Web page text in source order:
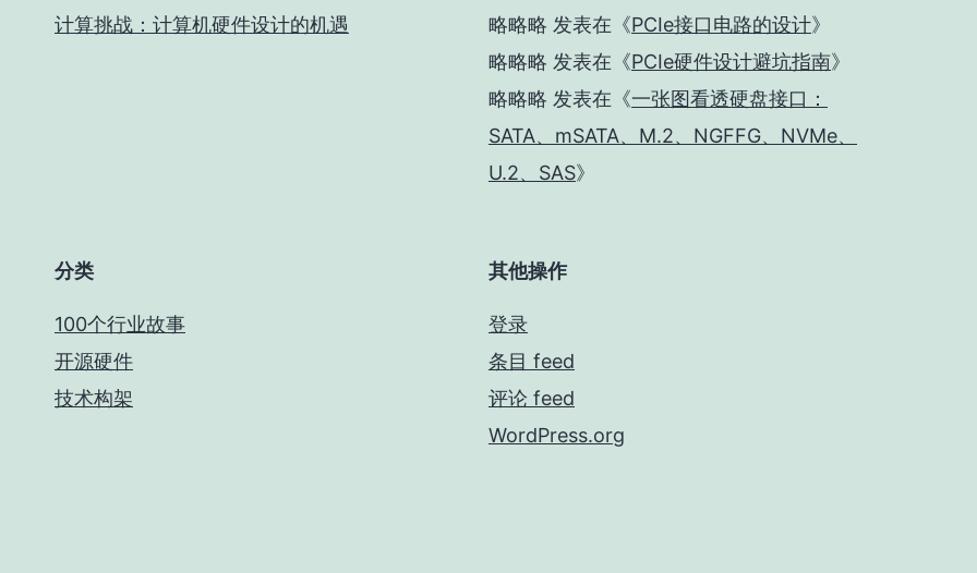
计算挑战：计算机硬件设计的机遇
略略略 发表在《PCIe接口电路的设计》
略略略 发表在《PCIe硬件设计避坑指南》
略略略 发表在《一张图看透硬盘接口：
SATA、mSATA、M.2、NGFFG、NVMe、
U.2、SAS》
分类
100个行业故事
开源硬件
技术构架
其他操作
登录
条目 feed
评论 feed
WordPress.org